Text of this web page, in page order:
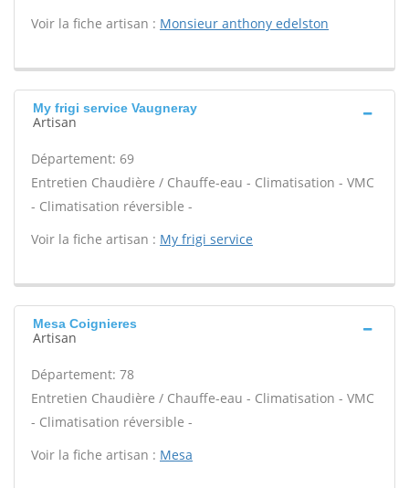
Voir la fiche artisan : Monsieur anthony edelston
My frigi service Vaugneray
Artisan
Département: 69
Entretien Chaudière / Chauffe-eau - Climatisation - VMC
- Climatisation réversible -
Voir la fiche artisan : My frigi service
Mesa Coignieres
Artisan
Département: 78
Entretien Chaudière / Chauffe-eau - Climatisation - VMC
- Climatisation réversible -
Voir la fiche artisan : Mesa